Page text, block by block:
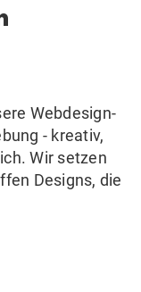
Webdesign-
- kreativ,
Wir setzen
Designs, die